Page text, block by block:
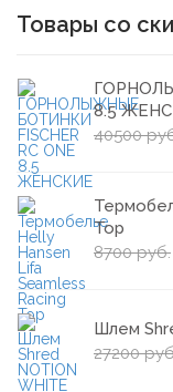
Товары со
8.5
40500
Top
8700 руб.
Шлем
27200